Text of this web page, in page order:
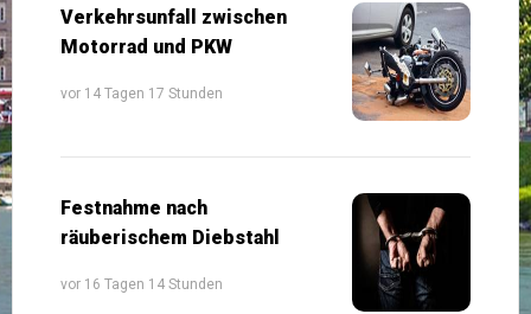
Verkehrsunfall zwischen
Motorrad und PKW
vor 14 Tagen 17 Stunden
Festnahme nach
räuberischem Diebstahl
vor 16 Tagen 14 Stunden